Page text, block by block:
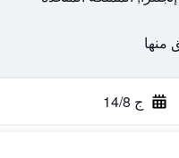
ج 14/8